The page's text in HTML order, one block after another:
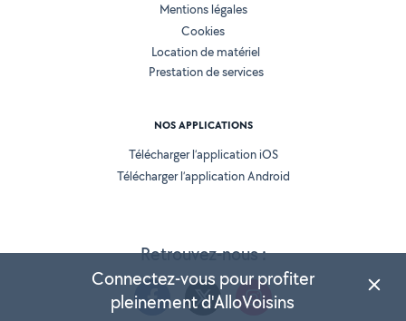
Retrouvez-nous :
Mentions légales
Cookies
Location de matériel
Prestation de services
NOS APPLICATIONS
Télécharger l’application iOS
Télécharger l’application Android
Connectez-vous pour profiter
pleinement d'AlloVoisins